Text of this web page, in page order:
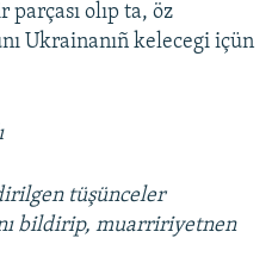
parçası olıp ta, öz
Ukrainanıñ kelecegi içün
tüşünceler
bildirip, muarririyetnen